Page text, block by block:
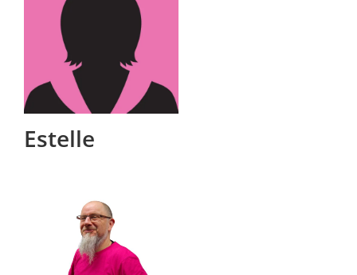
Estelle